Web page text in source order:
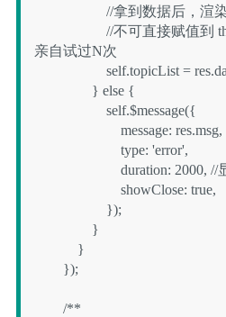
//拿到数据后，渲染到
//不可直接赋值到
亲自试过N次
self.topicList =
} else {
self.$message({
message: res.msg,
type: 'error',
duration: 2000, //显
showClose: true,
});
}
}
});
/**